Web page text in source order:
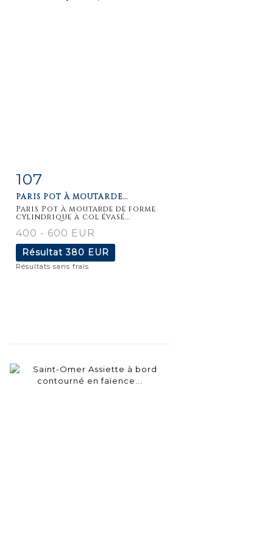
Fiche
détaillée
107
PARIS POT À MOUTARDE...
Paris Pot à moutarde de forme
cylindrique à col évasé...
400 - 600 EUR
Résultat380 EUR
Résultats sans frais